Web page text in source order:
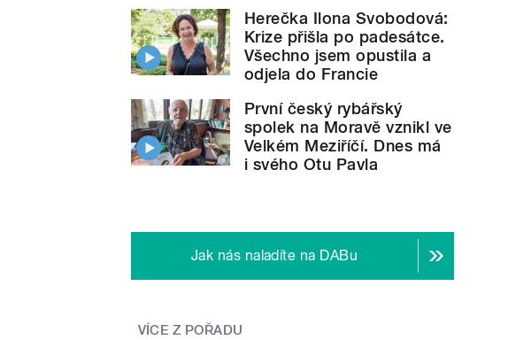
Herečka Ilona Svobodová:
Krize přišla po padesátce.
Všechno jsem opustila a
odjela do Francie
První český rybářský
spolek na Moravě vznikl ve
Velkém Meziříčí. Dnes má
i svého Otu Pavla
Jak nás naladíte na DABu
VÍCE Z POŘADU